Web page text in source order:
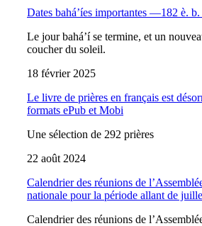
Dates bahá’íes importantes —182 è.
Le jour bahá’í se termine, et un
coucher du soleil.
18 février 2025
Le livre de prières en français est
formats ePub et Mobi
Une sélection de 292 prières
22 août 2024
Calendrier des réunions de
nationale pour la période allant de
Calendrier des réunions de